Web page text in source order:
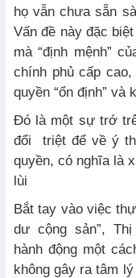
họ vẫn chưa sẵn
Vấn đề này đặc
mà “định mệnh”
chính phủ cấp
quyền “ổn định” và
Đó là một sự trớ
đổi triệt để về ý
quyền, có nghĩa là
lùi
Bắt tay vào việc
dư cộng sản”,
hành động một
không gây ra tâm